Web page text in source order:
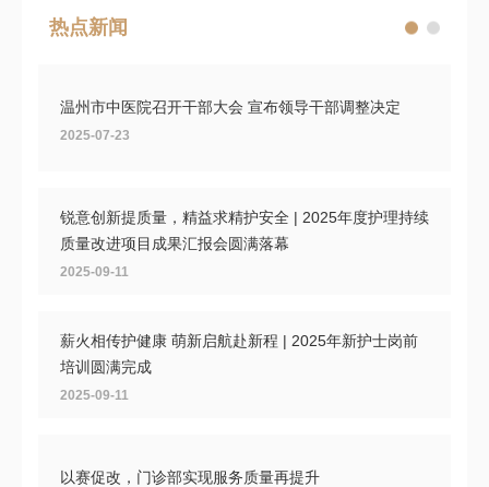
热点新闻
温州市中医院召开干部大会 宣布领导干部调整决定
2025-07-23
锐意创新提质量，精益求精护安全 | 2025年度护理持续
质量改进项目成果汇报会圆满落幕
2025-09-11
薪火相传护健康 萌新启航赴新程 | 2025年新护士岗前
培训圆满完成
2025-09-11
以赛促改，门诊部实现服务质量再提升